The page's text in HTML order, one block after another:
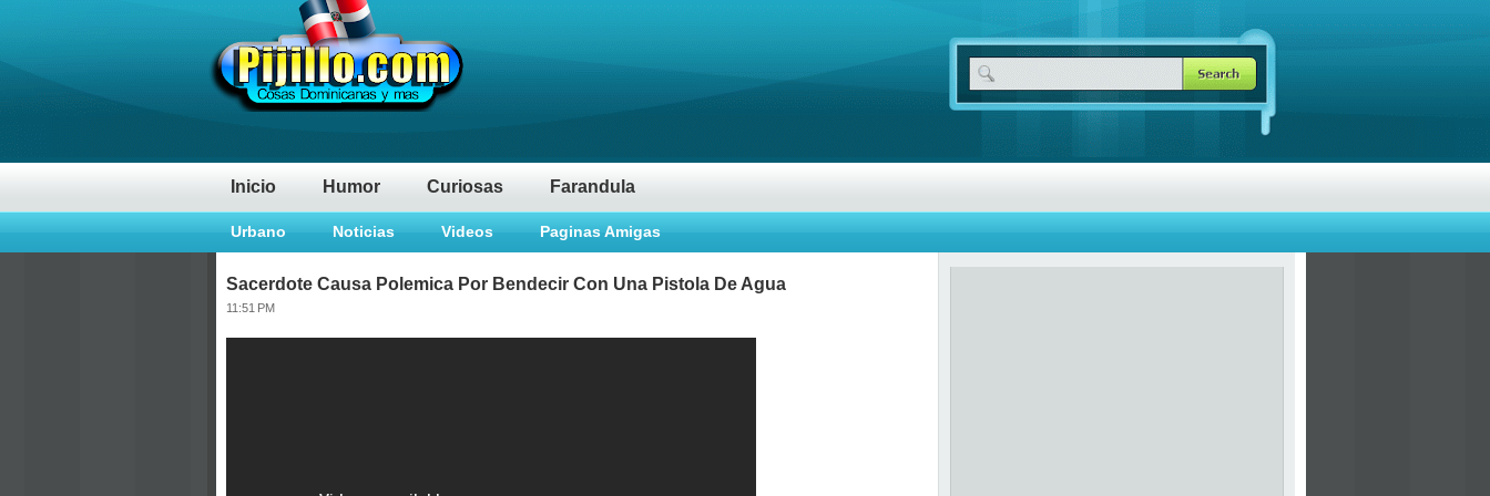
Inicio Humor Curiosas Farandula
Urbano Noticias Videos Paginas Amigas
Sacerdote Causa Polemica Por Bendecir Con Una Pistola De Agua
11:51 PM